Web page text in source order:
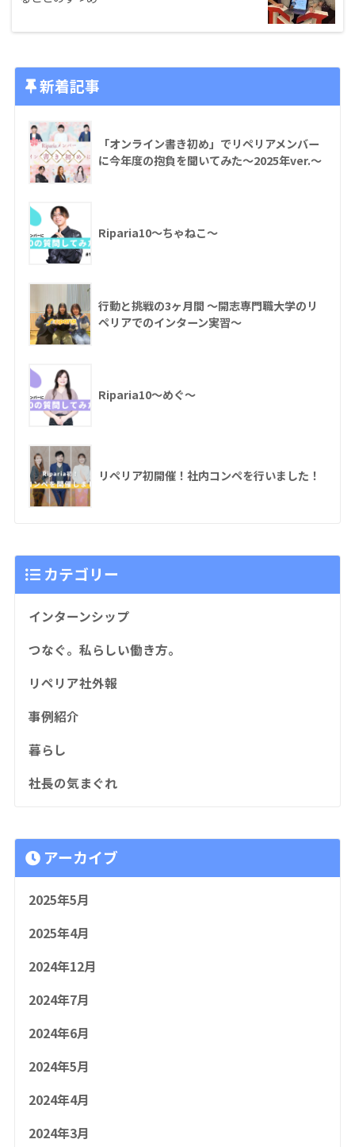
新着記事
「オンライン書き初め」でリペリアメンバー
に今年度の抱負を聞いてみた〜2025年ver.〜
Riparia10〜ちゃねこ〜
行動と挑戦の3ヶ月間 〜開志専門職大学のリ
ペリアでのインターン実習〜
Riparia10〜めぐ〜
リペリア初開催！社内コンペを行いました！
カテゴリー
インターンシップ
つなぐ。私らしい働き方。
リペリア社外報
事例紹介
暮らし
社長の気まぐれ
アーカイブ
2025年5月
2025年4月
2024年12月
2024年7月
2024年6月
2024年5月
2024年4月
2024年3月